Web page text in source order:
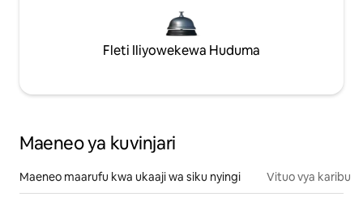
Fleti Iliyowekewa Huduma
Maeneo ya kuvinjari
Maeneo maarufu kwa ukaaji wa siku nyingi Vituo vya karibu